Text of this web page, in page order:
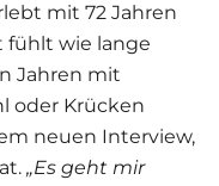
mit 72 Jahren
fühlt wie lange
Jahren mit
oder Krücken
neuen Interview,
„Es geht mir